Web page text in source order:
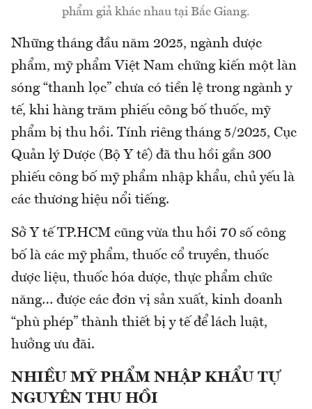
phẩm giả khác nhau tại Bắc Giang.
Những tháng đầu năm 2025, ngành dược
phẩm, mỹ phẩm Việt Nam chứng kiến một làn
sóng “thanh lọc” chưa có tiền lệ trong ngành y
tế, khi hàng trăm phiếu công bố thuốc, mỹ
phẩm bị thu hồi. Tính riêng tháng 5/2025, Cục
Quản lý Dược (Bộ Y tế) đã thu hồi gần 300
phiếu công bố mỹ phẩm nhập khẩu, chủ yếu là
các thương hiệu nổi tiếng.
Sở Y tế TP.HCM cũng vừa thu hồi 70 số công
bố là các mỹ phẩm, thuốc cổ truyền, thuốc
dược liệu, thuốc hóa dược, thực phẩm chức
năng… được các đơn vị sản xuất, kinh doanh
“phù phép” thành thiết bị y tế để lách luật,
hưởng ưu đãi.
NHIỀU MỸ PHẨM NHẬP KHẨU TỰ
NGUYÊN THU HỒI